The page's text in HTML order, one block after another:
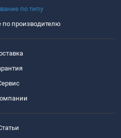
по типу
по производителю